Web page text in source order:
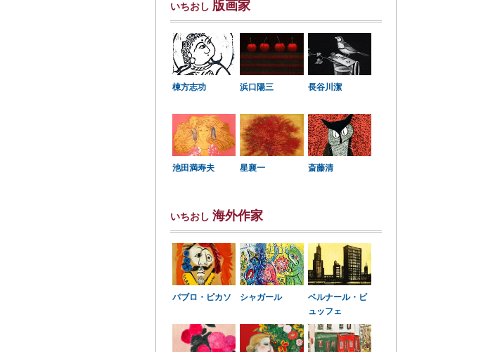
いちおし 版画家
棟方志功 浜口陽三 長谷川潔
池田満寿夫 星襄一 斎藤清
いちおし 海外作家
パブロ・ピカソ シャガール
ベルナール・ビ
ュッフェ